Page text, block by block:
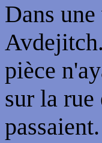
Dans
pièce
sur la